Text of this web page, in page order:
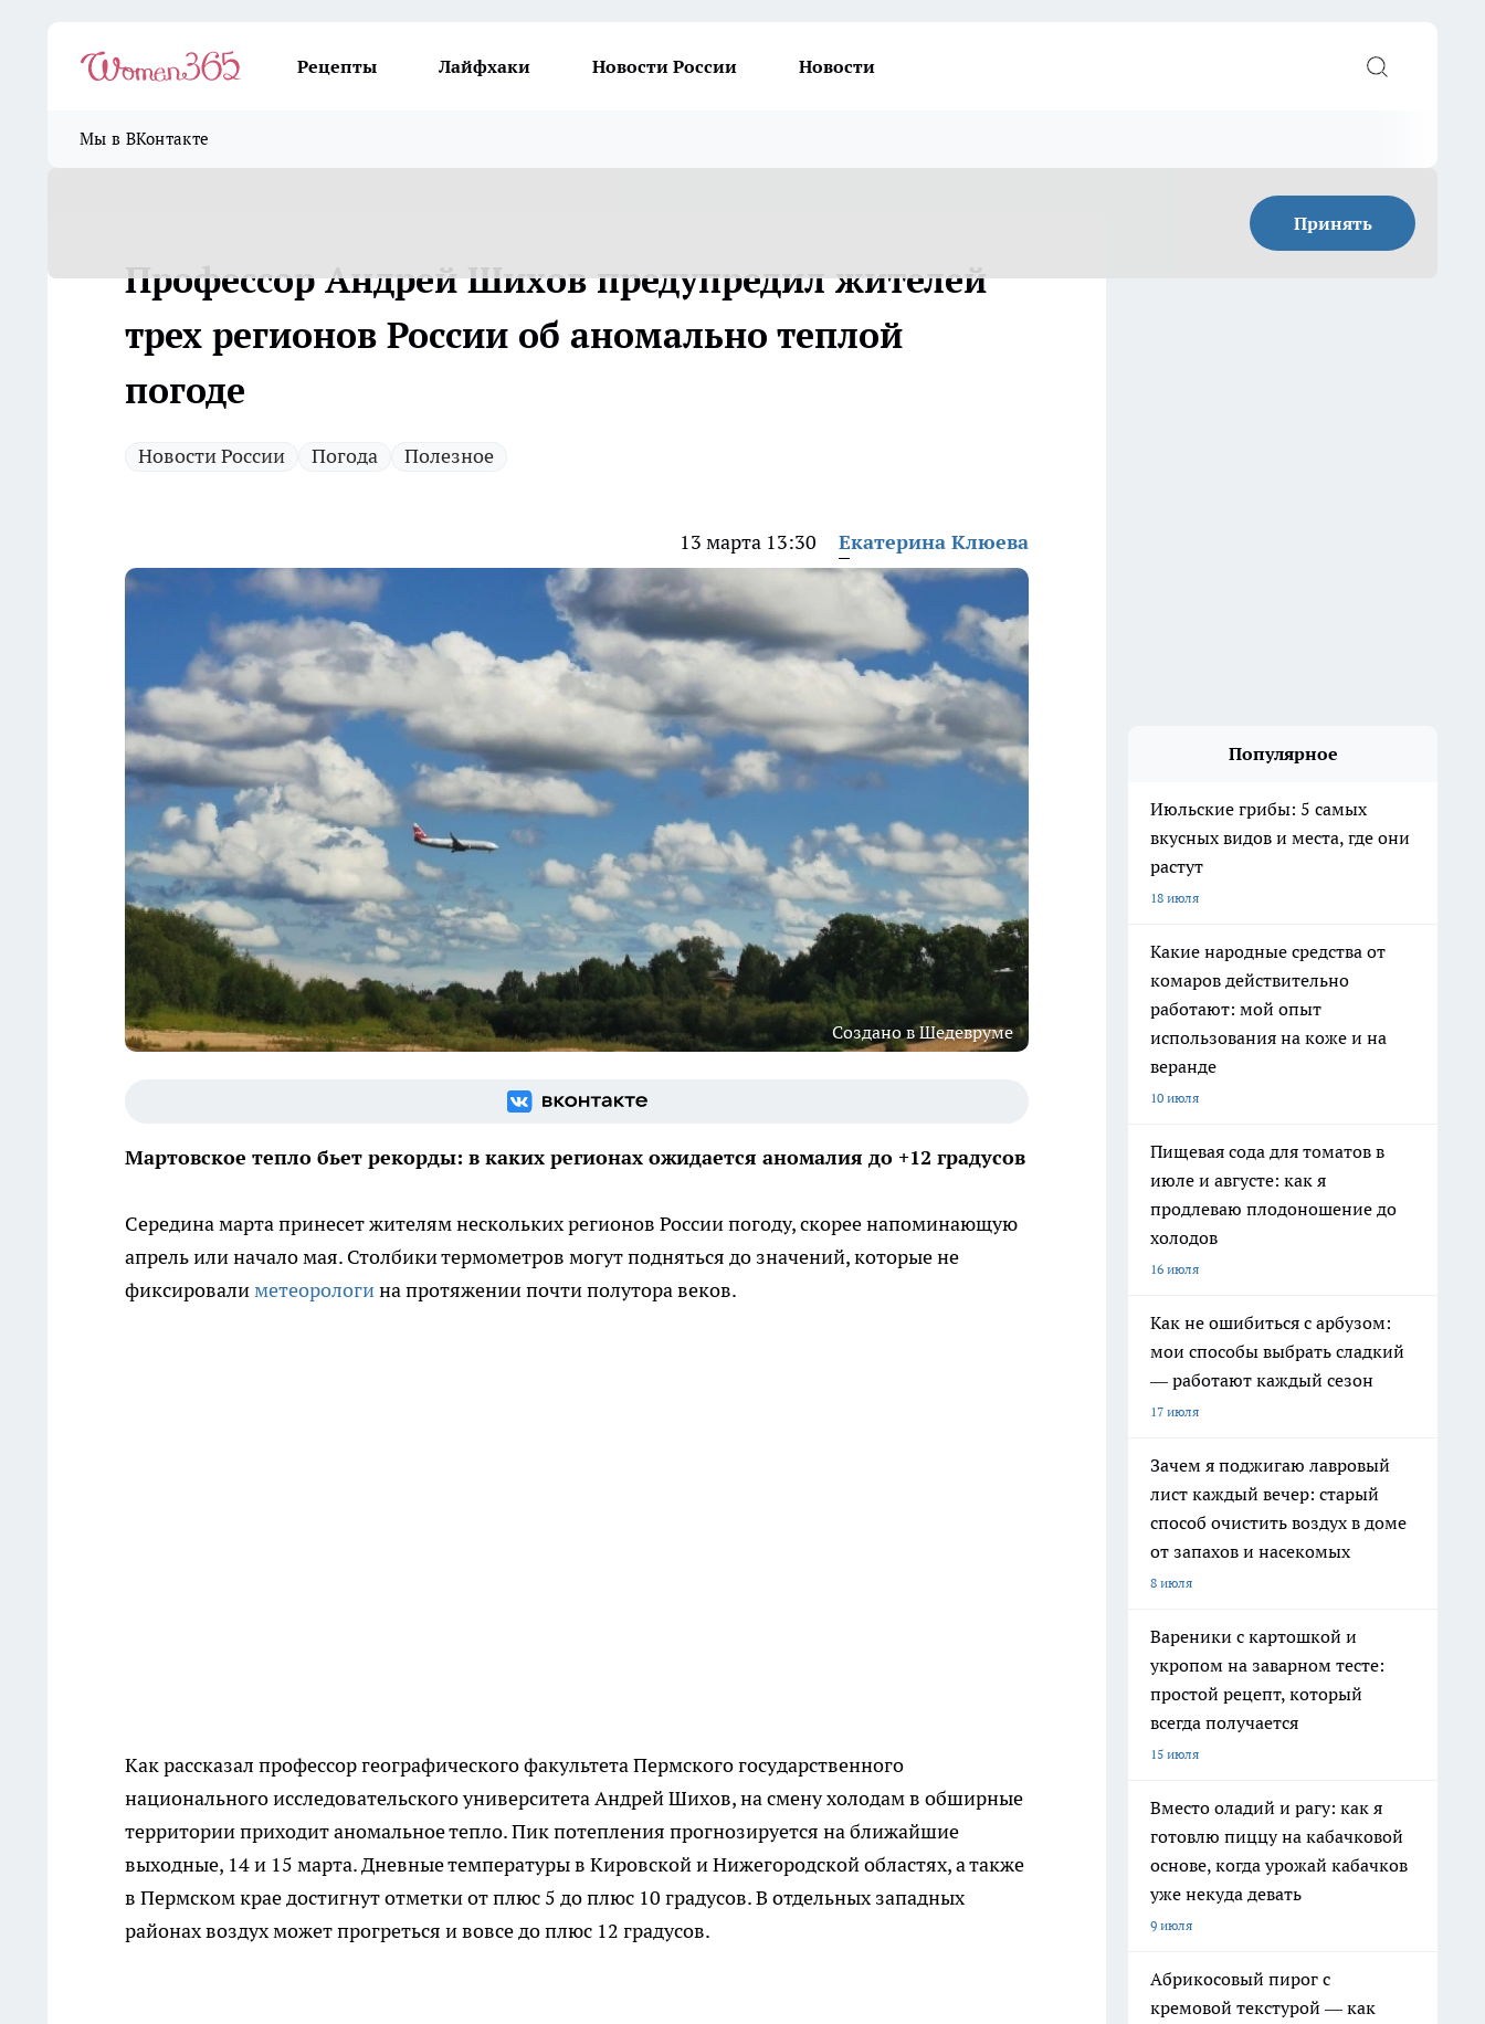
Рецепты Лайфхаки Новости России Новости
Мы в ВКонтакте
Принять
Профессор Андрей Шихов предупредил жителей
трех регионов России об аномально теплой
погоде
Новости России Погода Полезное
13 марта 13:30 Екатерина Клюева
Создано в Шедевруме
Мартовское тепло бьет рекорды: в каких регионах ожидается аномалия до +12 градусов
Середина марта принесет жителям нескольких регионов России погоду, скорее напоминающую
апрель или начало мая. Столбики термометров могут подняться до значений, которые не
фиксировалиметеорологина протяжении почти полутора веков.
Как рассказал профессор географического факультета Пермского государственного
национального исследовательского университета Андрей Шихов, на смену холодам в обширные
территории приходит аномальное тепло. Пик потепления прогнозируется на ближайшие
выходные, 14 и 15 марта. Дневные температуры в Кировской и Нижегородской областях, а также
в Пермском крае достигнут отметки от плюс 5 до плюс 10 градусов. В отдельных западных
районах воздух может прогреться и вовсе до плюс 12 градусов.
Популярное
Июльские грибы: 5 самых
вкусных видов и места, где они
растут
18 июля
Какие народные средства от
комаров действительно
работают: мой опыт
использования на коже и на
веранде
10 июля
Пищевая сода для томатов в
июле и августе: как я
продлеваю плодоношение до
холодов
16 июля
Как не ошибиться с арбузом:
мои способы выбрать сладкий
— работают каждый сезон
17 июля
Зачем я поджигаю лавровый
лист каждый вечер: старый
способ очистить воздух в доме
от запахов и насекомых
8 июля
Вареники с картошкой и
укропом на заварном тесте:
простой рецепт, который
всегда получается
15 июля
Вместо оладий и рагу: как я
готовлю пиццу на кабачковой
основе, когда урожай кабачков
уже некуда девать
9 июля
Абрикосовый пирог с
кремовой текстурой — как